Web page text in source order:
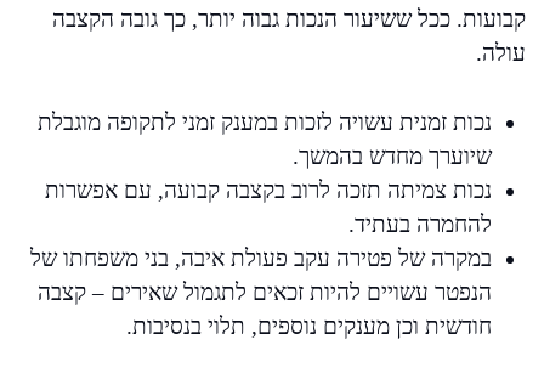
קבועות. ככל ששיעור הנכות גבוה יותר, כך גובה הקצבה
עולה.
נכות זמנית עשויה לזכות במענק זמני לתקופה מוגבלת
שיוערך מחדש בהמשך.
נכות צמיתה תזכה לרוב בקצבה קבועה, עם אפשרות
להחמרה בעתיד.
במקרה של פטירה עקב פעולת איבה, בני משפחתו של
הנפטר עשויים להיות זכאים לתגמול שאירים – קצבה
חודשית וכן מענקים נוספים, תלוי בנסיבות.